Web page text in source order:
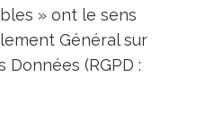
» ont le sens
Général sur
(RGPD :